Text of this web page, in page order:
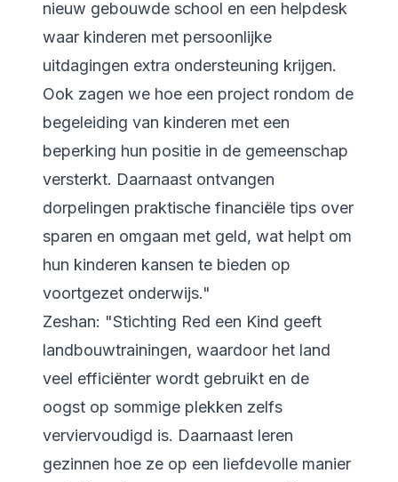
nieuw gebouwde school en een helpdesk
waar kinderen met persoonlijke
uitdagingen extra ondersteuning krijgen.
Ook zagen we hoe een project rondom de
begeleiding van kinderen met een
beperking hun positie in de gemeenschap
versterkt. Daarnaast ontvangen
dorpelingen praktische financiële tips over
sparen en omgaan met geld, wat helpt om
hun kinderen kansen te bieden op
voortgezet onderwijs."
Zeshan: "Stichting Red een Kind geeft
landbouwtrainingen, waardoor het land
veel efficiënter wordt gebruikt en de
oogst op sommige plekken zelfs
verviervoudigd is. Daarnaast leren
gezinnen hoe ze op een liefdevolle manier